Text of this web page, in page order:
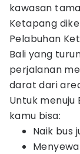
kawasan
Ketapang
Pelabuhan
Bali yang
perjalanan
darat dari
Untuk menuju
kamu bisa:
Naik bus